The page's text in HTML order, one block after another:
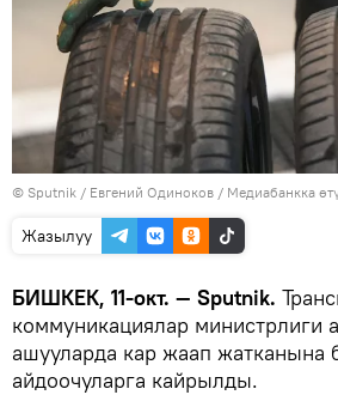
© Sputnik / Евгений Одиноков / Медиабанкка
Жазылуу
БИШКЕК, 11-окт. — Sputnik.
коммуникациялар министрлиги
ашууларда кар жаап жатканына
айдоочуларга кайрылды.